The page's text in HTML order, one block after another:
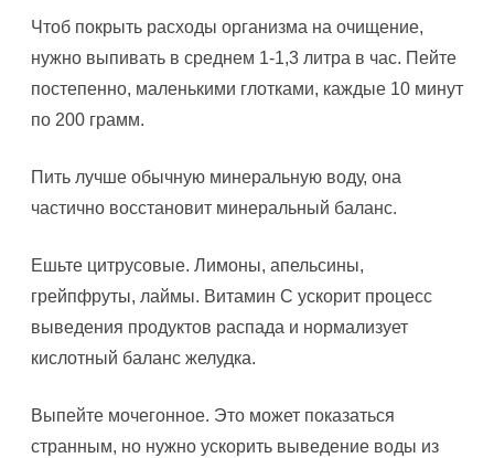
Чтоб покрыть расходы организма на очищение,
нужно выпивать в среднем 1-1,3 литра в час. Пейте
постепенно, маленькими глотками, каждые 10 минут
по 200 грамм.
Пить лучше обычную минеральную воду, она
частично восстановит минеральный баланс.
Ешьте цитрусовые. Лимоны, апельсины,
грейпфруты, лаймы. Витамин С ускорит процесс
выведения продуктов распада и нормализует
кислотный баланс желудка.
Выпейте мочегонное. Это может показаться
странным, но нужно ускорить выведение воды из